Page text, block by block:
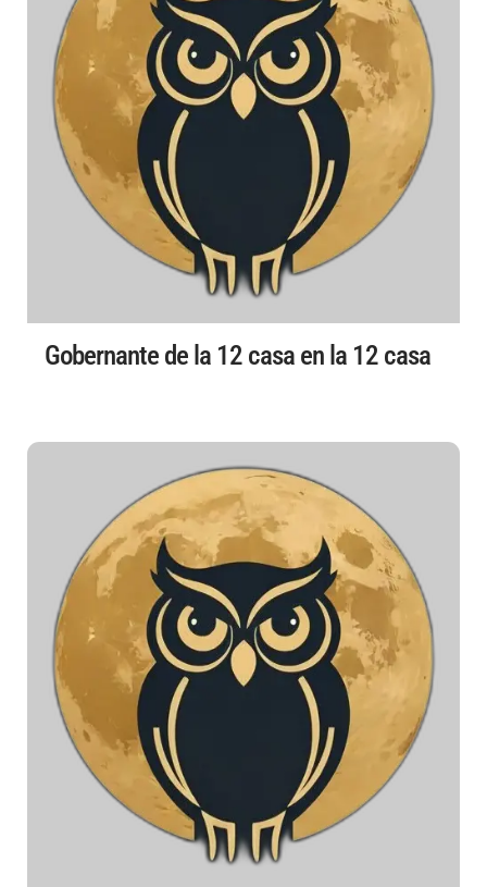
Gobernante de la 12 casa en la 12 casa